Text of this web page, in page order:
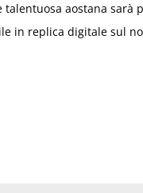
talentuosa aostana sarà
in replica digitale sul